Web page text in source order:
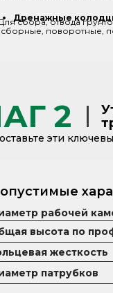
Дренажные
сбора, отвода
поворотные,
2
эти
рабочей
высота по
жесткость
патрубков